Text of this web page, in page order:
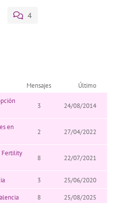
4
Mensajes
Último
3 24/08/2014
en
2 27/04/2022
Fertility
8 22/07/2021
3 25/06/2020
8 25/08/2025